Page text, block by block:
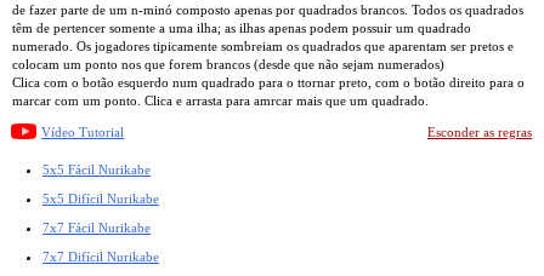
de fazer parte de um n-minó composto apenas por quadrados brancos. Todos os quadrados
têm de pertencer somente a uma ilha; as ilhas apenas podem possuir um quadrado
numerado. Os jogadores tipicamente sombreiam os quadrados que aparentam ser pretos e
colocam um ponto nos que forem brancos (desde que não sejam numerados)
Clica com o botão esquerdo num quadrado para o ttornar preto, com o botão direito para o
marcar com um ponto. Clica e arrasta para amrcar mais que um quadrado.
Vídeo Tutorial Esconder as regras
5x5 Fácil Nurikabe
5x5 Difícil Nurikabe
7x7 Fácil Nurikabe
7x7 Difícil Nurikabe